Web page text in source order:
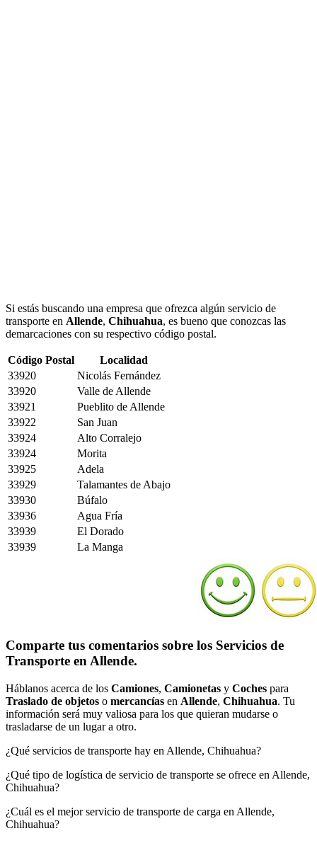
Si estás buscando una empresa que ofrezca algún servicio de
transporte en Allende, Chihuahua, es bueno que conozcas las
demarcaciones con su respectivo código postal.
Código Postal
Localidad
33920
Nicolás Fernández
33920
Valle de Allende
33921
Pueblito de Allende
33922
San Juan
33924
Alto Corralejo
33924
Morita
33925
Adela
33929
Talamantes de Abajo
33930
Búfalo
33936
Agua Fría
33939
El Dorado
33939
La Manga
Comparte tus comentarios sobre los Servicios de
Transporte en Allende.
Háblanos acerca de los Camiones, Camionetas y Coches para
Traslado de objetos o mercancías en Allende, Chihuahua. Tu
información será muy valiosa para los que quieran mudarse o
trasladarse de un lugar a otro.
¿Qué servicios de transporte hay en Allende, Chihuahua?
¿Qué tipo de logística de servicio de transporte se ofrece en Allende,
Chihuahua?
¿Cuál es el mejor servicio de transporte de carga en Allende,
Chihuahua?